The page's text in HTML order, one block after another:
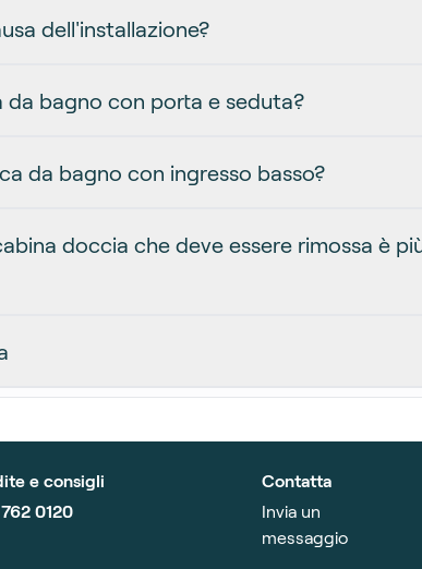
dell'installazione?
da bagno con porta e seduta?
da bagno con ingresso basso?
doccia che deve essere rimossa è
e consigli
0120
Contatta
Invia un
messaggio